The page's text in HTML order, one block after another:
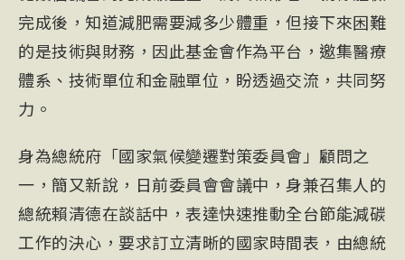
完成後，知道減肥需要減多少體重，但接下來困難
的是技術與財務，因此基金會作為平台，邀集醫療
體系、技術單位和金融單位，盼透過交流，共同努
力。
身為總統府「國家氣候變遷對策委員會」顧問之
一，簡又新說，日前委員會會議中，身兼召集人的
總統賴清德在談話中，表達快速推動全台節能減碳
工作的決心，要求訂立清晰的國家時間表，由總統